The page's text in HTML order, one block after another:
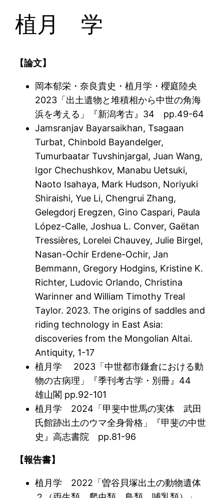
植月 学
【論文】
岡本郁栄・奈良貴史・植月学・櫻庭陸央
2023「出土遺物と堆積相から中世の角海
浜を考える」『新潟考古』34 pp.49-64
Jamsranjav Bayarsaikhan, Tsagaan
Turbat, Chinbold Bayandelger,
Tumurbaatar Tuvshinjargal, Juan Wang,
Igor Chechushkov, Manabu Uetsuki,
Naoto Isahaya, Mark Hudson, Noriyuki
Shiraishi, Yue Li, Chengrui Zhang,
Gelegdorj Eregzen, Gino Caspari, Paula
López-Calle, Joshua L. Conver, Gaëtan
Tressières, Lorelei Chauvey, Julie Birgel,
Nasan-Ochir Erdene-Ochir, Jan
Bemmann, Gregory Hodgins, Kristine K.
Richter, Ludovic Orlando, Christina
Warinner and William Timothy Treal
Taylor. 2023. The origins of saddles and
riding technology in East Asia:
discoveries from the Mongolian Altai.
Antiquity, 1-17
植月学 2023「中世都市鎌倉における動
物の古病理」『季刊考古学・別冊』44
雄山閣 pp.92-101
植月学 2024「甲斐中世馬の実体 武田
氏館跡出土のウマ全身骨格」『甲斐の中世
史』高志書院 pp.81-96
【報告書】
植月学 2022「曽谷貝塚出土の動物遺体